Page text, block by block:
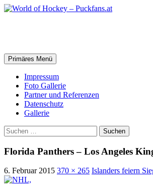
Zum
Suchen
Primäres Menü
Impressum
Foto Gallerie
Partner und Referenzen
Datenschutz
Gallerie
Suchen
nach:
Florida Panthers – Los Angeles
6. Februar 2015 370 × 265 Islanders feiern